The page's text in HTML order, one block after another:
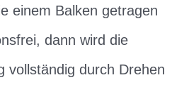
einem Balken getragen
dann wird die
vollständig durch Drehen